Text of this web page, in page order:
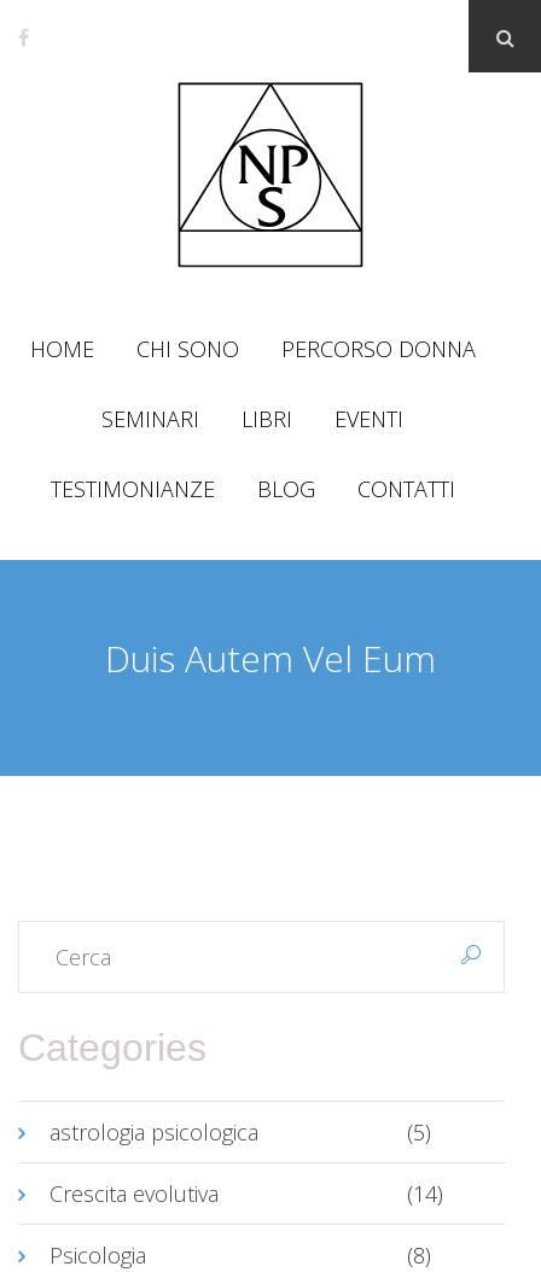
HOME CHI SONO PERCORSO DONNA
SEMINARI LIBRI EVENTI
TESTIMONIANZE BLOG CONTATTI
Duis Autem Vel Eum
Categories
astrologia psicologica (5)
Crescita evolutiva (14)
Psicologia (8)